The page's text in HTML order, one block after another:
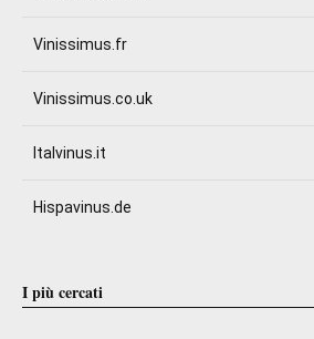
Vinissimus.fr
Vinissimus.co.uk
Italvinus.it
Hispavinus.de
I più cercati